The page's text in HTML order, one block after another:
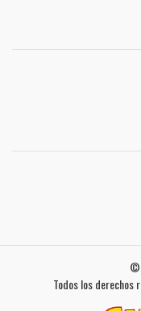
©
Todos los derechos